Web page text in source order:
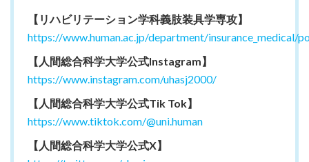
【リハビリテーション学科義肢装具学専攻】
https://www.human.ac.jp/department/insurance_medical/
【人間総合科学大学公式Instagram】
https://www.instagram.com/uhasj2000/
【人間総合科学大学公式Tik Tok】
https://www.tiktok.com/@uni.human
【人間総合科学大学公式X】